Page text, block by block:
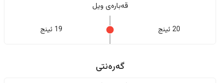
قەبارەی ویل
20 ئینج 19 ئینج
گەرەنتی